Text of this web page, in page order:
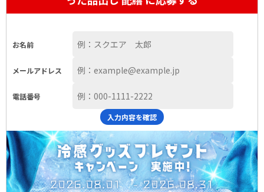
お名前
メールアドレス
電話番号
入力内容を確認